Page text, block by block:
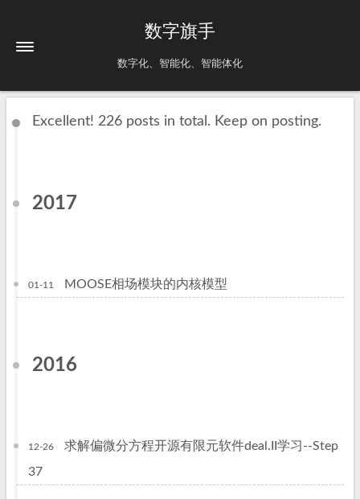
数字旗手
数字化、智能化、智能体化
Excellent! 226 posts in total. Keep on posting.
2017
01-11 MOOSE相场模块的内核模型
2016
12-26
求解偏微分方程开源有限元软件deal.II学习--Step
37